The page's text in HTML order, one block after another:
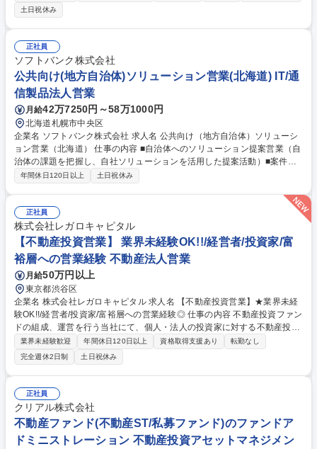
を募集いたします。 【詳細】■主に私募リートに関する以下業務 ・会計業
務統括(仕訳・帳簿作成は外部専門家に委託しています) ・資金管理・決算
書類作成、監査対応・投資法人役員会、投資主総会対応 ・投資家、金融機
関への報告書作成および説明・法定書類作成 ※正確な事務処理や書類作成
のみならず、リートを取り巻く課題の解決や運用改善のため、社外専門家
等とのコミュニケーションも求められます。 募集職種 【東京/私募不動産
投資法人のバックオフィス】大和ハウス工業G/フルフレックス
土日祝休み
正社員
ソフトバンク株式会社
公共向け(地方自治体)ソリューション営業(北海道) IT/通
信製品法人営業
月給42万7250円～58万1000円
北海道札幌市中央区
企業名 ソフトバンク株式会社 求人名 公共向け（地方自治体）ソリューシ
ョン営業（北海道） 仕事の内容 ■自治体へのソリューション提案営業（自
治体の課題を把握し、自社ソリューションを活用した提案活動）■案件推
進・プロジェクトマネジメント（提案から契約、導入まで、社内外の関係
築 ■自治体など公共領域の課題解決に向けたDXソリューション提案営業活
動 ■自治体との連携協定締結、入札対応、見積・提案書などの作成など 募
集職種 公共向け（地方自治体）ソリューション営業（北海道）
年間休日120日以上 土日祝休み
正社員
株式会社レガロキャピタル
【不動産投資営業】 業界未経験OK!!/経営者/投資家/富
裕層への営業経験 不動産法人営業
月給50万円以上
東京都渋谷区
企業名 株式会社レガロキャピタル 求人名 【不動産投資営業】★業界未経
験OK!!/経営者/投資家/富裕層への営業経験◎ 仕事の内容 不動産投資ファン
ドの組成、運営を行う当社にて、個人・法人の投資家に対する不動産投資
営業をお任せします。企業間の仲介やアドバイス、資金集め、売買等当社
で収益化できる幅広いプロジェクトを獲得する役割です 【具体業務】■商
業ビル(5～100億円規模)を中心に、レジデンス・オフィス・ホテルなど幅
広い物件のアセットマネジメント■不動産全般に関するお困りごとの解決
から投資収益の最大化まで、長期的にお客様をサポート ※国内、シンガポ
ールや香港、台湾等の海外個人投資家と長期的に向き合えることがやりが
いでもあり、魅力です！※ファイナンスアレンジ含め、不動産投資に関す
るあらゆる分野を網羅したキャリア形成ができます！ 募集職種 【不動産
投資営業】★業界未経験OK!!/経営者/投資家/富裕層への営業経験◎
業界未経験歓迎 年間休日120日以上 資格取得支援あり
転勤なし
完全週休2日制
土日祝休み
正社員
クリアル株式会社
不動産ファンド(不動産ST/私募ファンド)のファンドア
ドミニストレーション 不動産投資アセットマネジメン